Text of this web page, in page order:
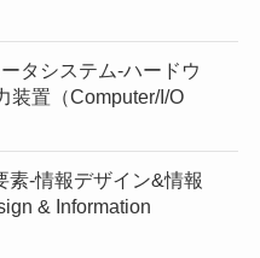
タシステム-ハードウ
装置（Computer/I/O
素-情報デザイン&情報
& Information